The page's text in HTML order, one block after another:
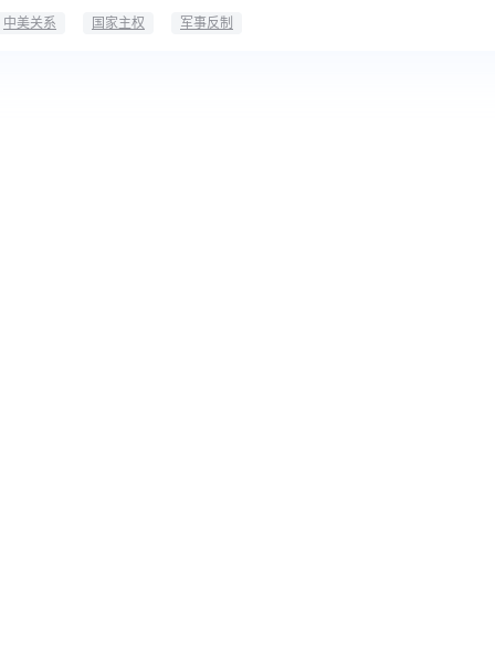
中美关系 国家主权 军事反制